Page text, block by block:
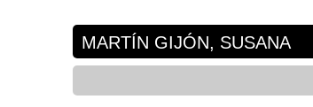
MARTÍN GIJÓN, SUSANA